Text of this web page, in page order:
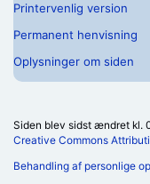
Printervenlig version
Permanent henvisning
Oplysninger om siden
Siden blev sidst ændret kl.
Creative Commons
Behandling af personlige